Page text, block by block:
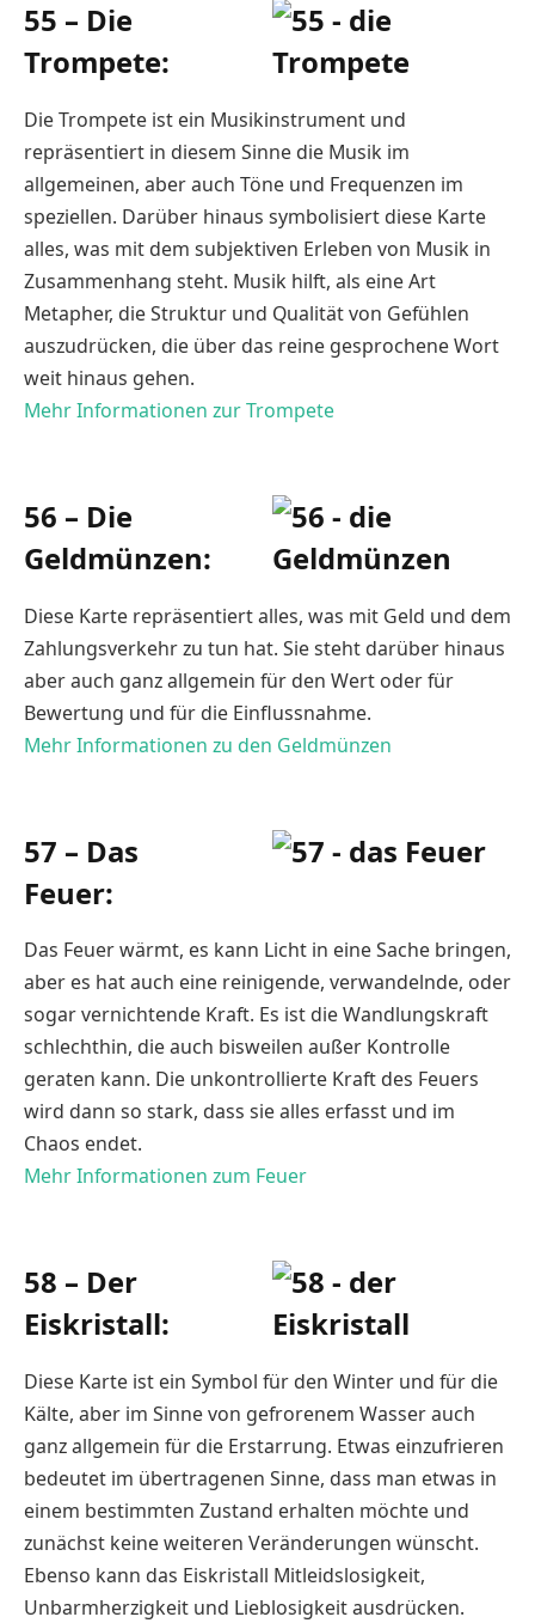
55 – Die
Trompete:
Die Trompete ist ein Musikinstrument und
repräsentiert in diesem Sinne die Musik im
allgemeinen, aber auch Töne und Frequenzen im
speziellen. Darüber hinaus symbolisiert diese Karte
alles, was mit dem subjektiven Erleben von Musik in
Zusammenhang steht. Musik hilft, als eine Art
Metapher, die Struktur und Qualität von Gefühlen
auszudrücken, die über das reine gesprochene Wort
weit hinaus gehen.
Mehr Informationen zur Trompete
56 – Die
Geldmünzen:
Diese Karte repräsentiert alles, was mit Geld und dem
Zahlungsverkehr zu tun hat. Sie steht darüber hinaus
aber auch ganz allgemein für den Wert oder für
Bewertung und für die Einflussnahme.
Mehr Informationen zu den Geldmünzen
57 – Das
Feuer:
Das Feuer wärmt, es kann Licht in eine Sache bringen,
aber es hat auch eine reinigende, verwandelnde, oder
sogar vernichtende Kraft. Es ist die Wandlungskraft
schlechthin, die auch bisweilen außer Kontrolle
geraten kann. Die unkontrollierte Kraft des Feuers
wird dann so stark, dass sie alles erfasst und im
Chaos endet.
Mehr Informationen zum Feuer
58 – Der
Eiskristall:
Diese Karte ist ein Symbol für den Winter und für die
Kälte, aber im Sinne von gefrorenem Wasser auch
ganz allgemein für die Erstarrung. Etwas einzufrieren
bedeutet im übertragenen Sinne, dass man etwas in
einem bestimmten Zustand erhalten möchte und
zunächst keine weiteren Veränderungen wünscht.
Ebenso kann das Eiskristall Mitleidslosigkeit,
Unbarmherzigkeit und Lieblosigkeit ausdrücken.